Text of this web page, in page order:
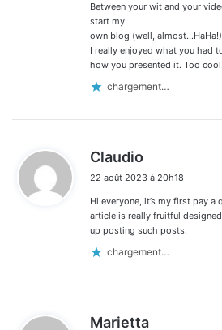
Between your wit and your
start my
own blog (well,
I really enjoyed what you had
how you presented it. Too cool!
chargement…
Claudio
t
:
22 août 2023 à 20h18
Hi everyone, it’s my first pay
article is really fruitful
up posting such posts.
chargement…
Marietta